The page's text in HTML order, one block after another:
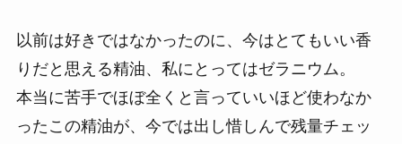
以前は好きではなかったのに、今はとてもいい香
りだと思える精油、私にとってはゼラニウム。
本当に苦手でほぼ全くと言っていいほど使わなか
ったこの精油が、今では出し惜しんで残量チェッ